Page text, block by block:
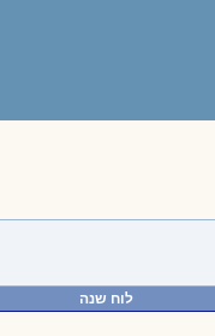
לוח שנה